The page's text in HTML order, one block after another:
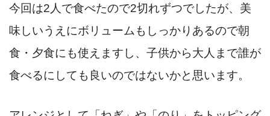
今回は2人で食べたので2切れずつでしたが、美
味しいうえにボリュームもしっかりあるので朝
食・夕食にも使えますし、子供から大人まで誰が
食べるにしても良いのではないかと思います。